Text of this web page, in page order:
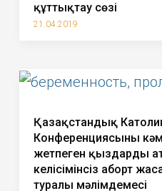
құттықтау сөзі
21.04.2019
Қазақстандық
Конференциясының
жетпеген қыздардың
келісімінсіз аборт
туралы мәлімдемесі